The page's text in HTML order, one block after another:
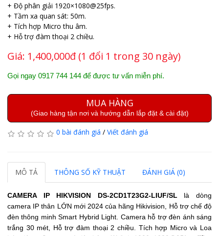
+ Độ phân giải 1920×1080@25fps.
+ Tầm xa quan sát: 50m.
+ Tích hợp Micro thu âm.
+ Hỗ trợ đàm thoại 2 chiều.
Giá: 1,400,000đ (1 đổi 1 trong 30 ngày)
Gọi ngay 0917 744 144 để được tư vấn miễn phí.
MUA HÀNG
(Giao hàng tận nơi và hướng dẫn lắp đặt & cài đặt)
0 bài đánh giá / Viết đánh giá
MÔ TẢ THÔNG SỐ KỸ THUẬT ĐÁNH GIÁ (0)
CAMERA IP HIKVISION DS-2CD1T23G2-LIUF/SL là dòng
camera IP thân LỚN mới 2024 của hãng Hikivision, Hỗ trợ chế độ
đèn thông minh Smart Hybrid Light. Camera hỗ trợ đèn ánh sáng
trắng 30 mét, Hỗ trợ đàm thoại 2 chiều. Tích hợp Micro và Loa